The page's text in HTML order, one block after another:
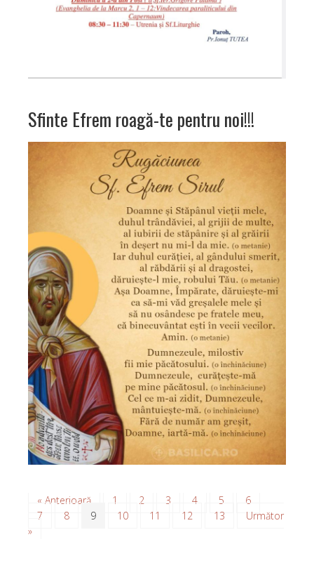
Sfinte Efrem roagă-te pentru noi!!!
« Anterioară 1 2 3 4 5
6
7
8 9 10 11 12 13
Următor
»